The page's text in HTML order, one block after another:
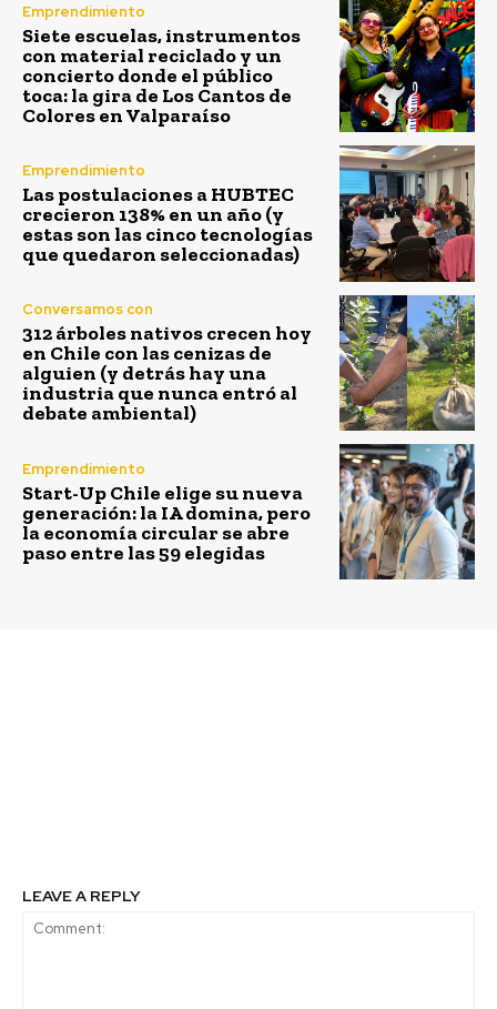
Emprendimiento
Siete escuelas, instrumentos
con material reciclado y un
concierto donde el público
toca: la gira de Los Cantos de
Colores en Valparaíso
Emprendimiento
Las postulaciones a HUBTEC
crecieron 138% en un año (y
estas son las cinco tecnologías
que quedaron seleccionadas)
Conversamos con
312 árboles nativos crecen hoy
en Chile con las cenizas de
alguien (y detrás hay una
industria que nunca entró al
debate ambiental)
Emprendimiento
Start-Up Chile elige su nueva
generación: la IA domina, pero
la economía circular se abre
paso entre las 59 elegidas
LEAVE A REPLY